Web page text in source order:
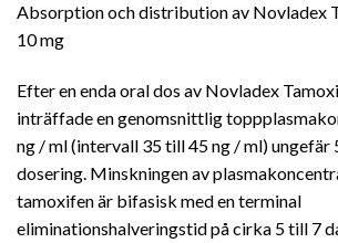
Absorption och distribution av Novladex
10 mg
Efter en enda oral dos av Novladex
inträffade en genomsnittlig
ng / ml (intervall 35 till 45 ng / ml)
dosering. Minskningen av
tamoxifen är bifasisk med en terminal
eliminationshalveringstid på cirka 5 till 7